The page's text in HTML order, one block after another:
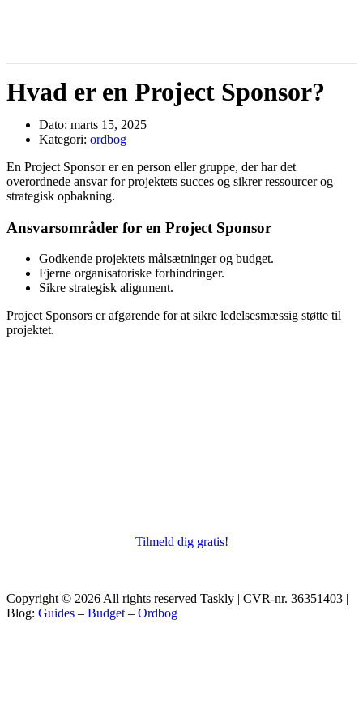
Hvad er en Project Sponsor?
Dato: marts 15, 2025
Kategori: ordbog
En Project Sponsor er en person eller gruppe, der har det
overordnede ansvar for projektets succes og sikrer ressourcer og
strategisk opbakning.
Ansvarsområder for en Project Sponsor
Godkende projektets målsætninger og budget.
Fjerne organisatoriske forhindringer.
Sikre strategisk alignment.
Project Sponsors er afgørende for at sikre ledelsesmæssig støtte til
projektet.
Tilmeld dig gratis!
Copyright © 2026 All rights reserved Taskly | CVR-nr. 36351403 |
Blog: Guides – Budget – Ordbog